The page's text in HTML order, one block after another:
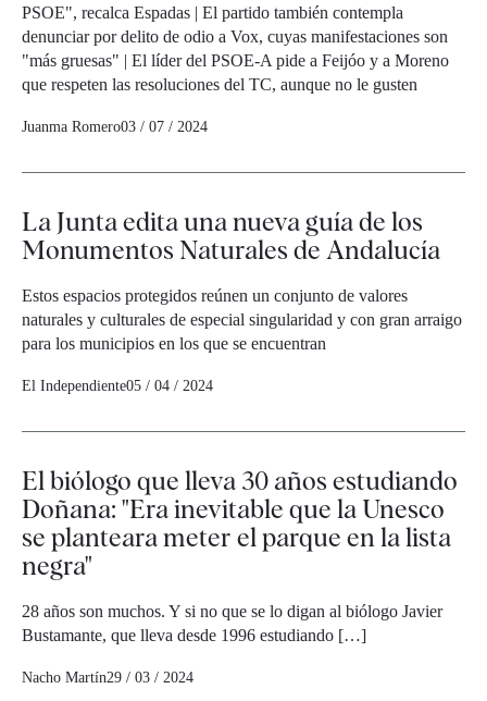
PSOE", recalca Espadas | El partido también contempla
denunciar por delito de odio a Vox, cuyas manifestaciones son
"más gruesas" | El líder del PSOE-A pide a Feijóo y a Moreno
que respeten las resoluciones del TC, aunque no le gusten
Juanma Romero03 / 07 / 2024
La Junta edita una nueva guía de los
Monumentos Naturales de Andalucía
Estos espacios protegidos reúnen un conjunto de valores
naturales y culturales de especial singularidad y con gran arraigo
para los municipios en los que se encuentran
El Independiente05 / 04 / 2024
El biólogo que lleva 30 años estudiando
Doñana: "Era inevitable que la Unesco
se planteara meter el parque en la lista
negra"
28 años son muchos. Y si no que se lo digan al biólogo Javier
Bustamante, que lleva desde 1996 estudiando […]
Nacho Martín29 / 03 / 2024